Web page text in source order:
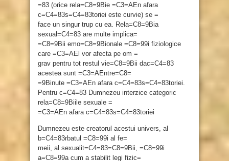
=83 (orice rela=C8=9Bie =C3=AEn afara
c=C4=83s=C4=83toriei este curvie) se =
face un singur trup cu ea. Rela=C8=9Bia
sexual=C4=83 are multe implica=
=C8=9Bii emo=C8=9Bionale =C8=99i fiziologice
care =C3=AEl vor afecta pe om =
grav pentru tot restul vie=C8=9Bii dac=C4=83
acestea sunt =C3=AEntre=C8=
=9Binute =C3=AEn afara c=C4=83s=C4=83toriei.
Pentru c=C4=83 Dumnezeu interzice categoric
rela=C8=9Biile sexuale =
=C3=AEn afara c=C4=83s=C4=83toriei
Dumnezeu este creatorul acestui univers, al
b=C4=83rbatul =C8=99i al fe=
meii, al sexualit=C4=83=C8=9Bii, =C8=99i
a=C8=99a cum a stabilit legi fizic=